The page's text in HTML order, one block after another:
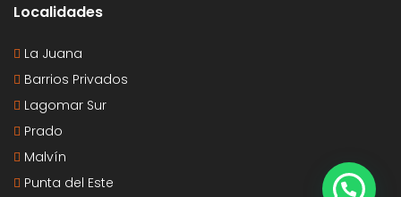
Localidades
La Juana
Barrios Privados
Lagomar Sur
Prado
Malvín
Punta del Este